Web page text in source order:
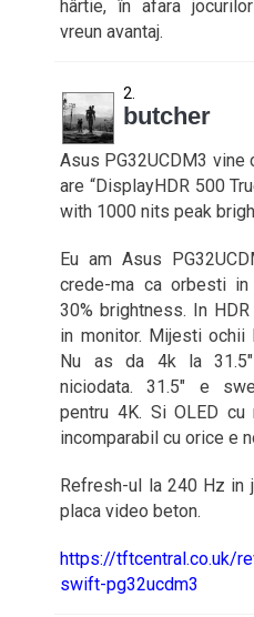
hârtie, în afara
vreun avantaj.
butcher
Asus PG32UCDM3 vine
are “DisplayHDR 500
with 1000 nits peak
Eu am Asus
crede-ma ca orbesti
30% brightness. In
in monitor. Mijesti ochii
Nu as da 4k la
niciodata. 31.5″ e
pentru 4K. Si OLED
incomparabil cu orice e
Refresh-ul la 240 Hz in
placa video beton.
https://tftcentral.co.uk/
swift-pg32ucdm3